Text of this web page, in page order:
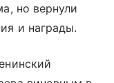
но вернули
и награды.